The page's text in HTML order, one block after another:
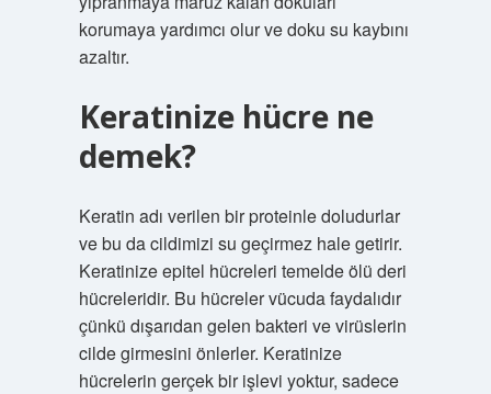
korumaya yardımcı olur ve doku su kaybını
azaltır.
Keratinize hücre ne
demek?
Keratin adı verilen bir proteinle doludurlar
ve bu da cildimizi su geçirmez hale getirir.
Keratinize epitel hücreleri temelde ölü deri
hücreleridir. Bu hücreler vücuda faydalıdır
çünkü dışarıdan gelen bakteri ve virüslerin
cilde girmesini önlerler. Keratinize
hücrelerin gerçek bir işlevi yoktur, sadece